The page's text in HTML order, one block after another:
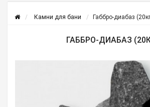
Камни для бани Габбро-диабаз
ГАББРО-ДИАБАЗ